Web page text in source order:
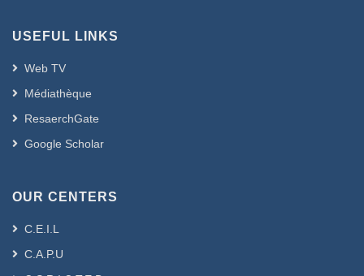
USEFUL LINKS
Web TV
Médiathèque
ResaerchGate
Google Scholar
OUR CENTERS
C.E.I.L
C.A.P.U